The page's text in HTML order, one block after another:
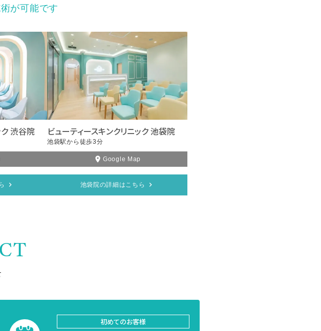
が可能です
ク 渋谷院 ビューティースキンクリニック 池袋院
池袋駅から徒歩3分
Google Map
池袋院の詳細はこちら
初めてのお客様